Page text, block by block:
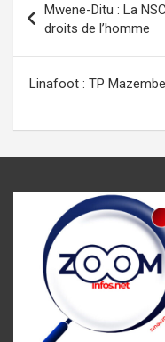
o
o
k
A
p
p
g
er
de
l’article
Mwene-Ditu : La
droits de l’homme
Linafoot : TP